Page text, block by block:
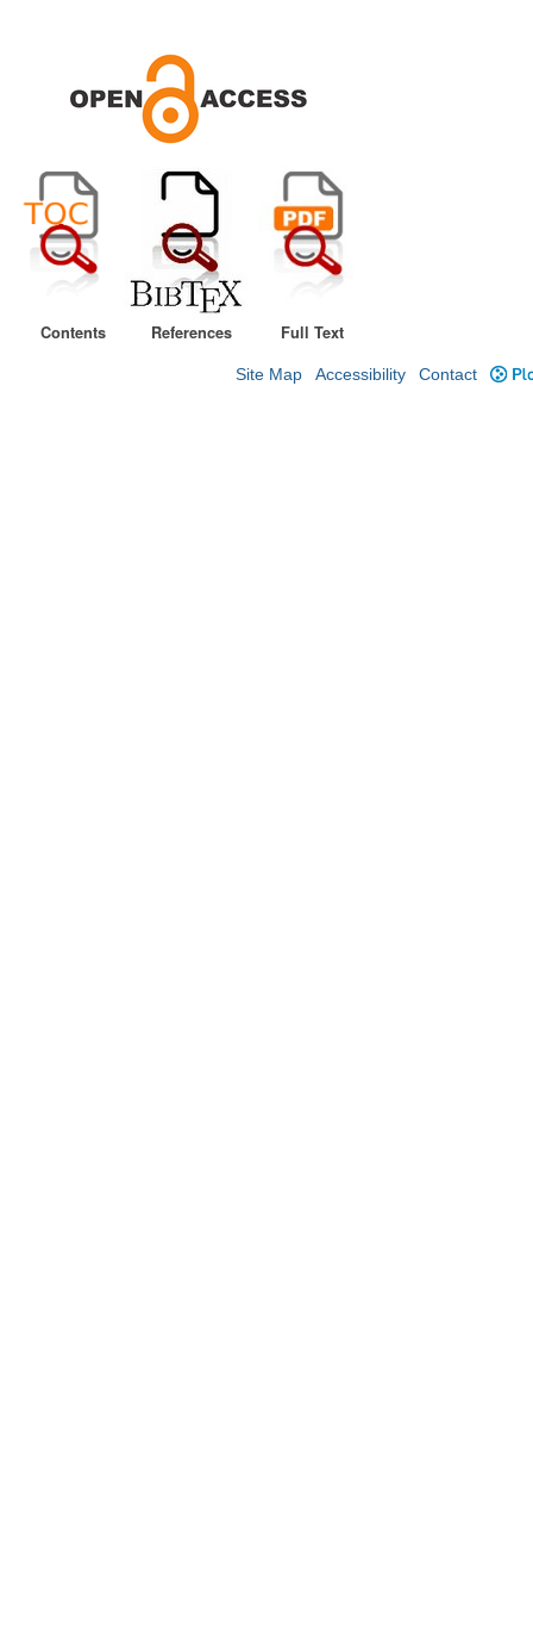
Contents References Full Text
Site Map Accessibility Contact